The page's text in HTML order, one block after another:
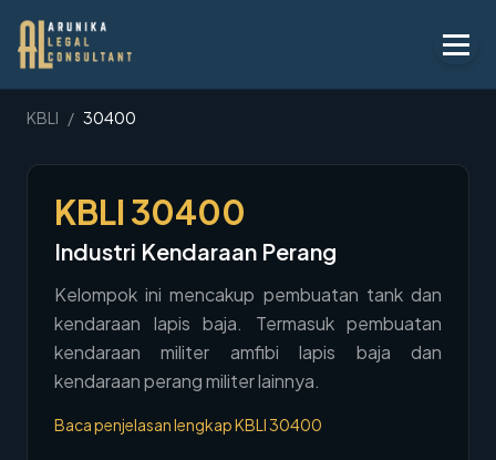
Layanan
Peraturan
KBLI
Tentang
Penawaran
KBLI / 30400
KBLI 30400
Industri Kendaraan Perang
Kelompok ini mencakup pembuatan tank dan
kendaraan lapis baja. Termasuk pembuatan
kendaraan militer amfibi lapis baja dan
kendaraan perang militer lainnya.
Baca penjelasan lengkap KBLI30400